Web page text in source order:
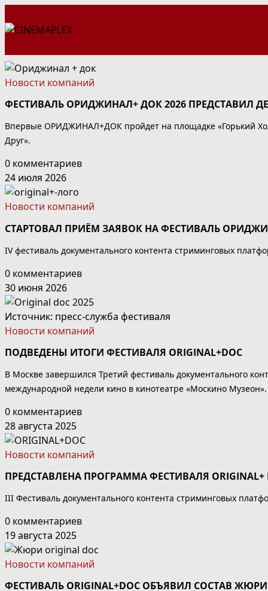
к
Новости компаний
ФЕСТИВАЛЬ ОРИДЖИНАЛ+ ДОК 2026 ПРЕДСТАВИЛ
Впервые ОРИДЖИНАЛ+ДОК пройдет на площадке «Горький
Друг».
0 комментариев
24 июля 2026
Новости компаний
СТАРТОВАЛ ПРИЁМ ЗАЯВОК НА ФЕСТИВАЛЬ
IV фестиваль документального контента стриминговых
0 комментариев
30 июня 2026
Источник: пресс-служба фестиваля
Новости компаний
ПОДВЕДЕНЫ ИТОГИ ФЕСТИВАЛЯ ORIGINAL+DOC
В Москве завершился Третий фестиваль документального
международной недели кино в кинотеатре «Москино Музеон».
0 комментариев
28 августа 2025
Новости компаний
ПРЕДСТАВЛЕНА ПРОГРАММА ФЕСТИВАЛЯ ORIGINAL+
III Фестиваль документального контента стриминговых
0 комментариев
19 августа 2025
Новости компаний
ФЕСТИВАЛЬ ORIGINAL+DOC ОБЪЯВИЛ СОСТАВ ЖЮРИ